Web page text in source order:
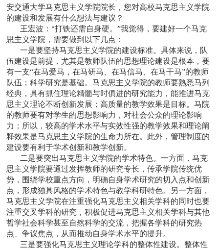
安交通大学马克思主义学院院长，您对高校马克思主义学院
的建设和发展有什么想法与建议？
王宏波：“打铁还需自身硬。”我觉得，要建好一个马克
思主义学院，需要做到以下几点：
一是要坚持马克思主义学院的建设标准。具体来说，队
伍建设是前提，尤其是教师队伍的思想理论建设是根本，要
有一支“在马爱马，在马研马、在马信马、在马干马”的教师
队伍；科学研究是基础。马克思主义学院的教师要熟悉马列
经典，具有抓住理论精髓与时俱进的研究能力，能推进马克
思主义理论不断创新发展；高质量的教学效果是目标。马院
的教师要有对学生的思想影响力，对社会公众的理论影响
力；所以，较高的学术水平与实效性强的教学效果和理论阐
释效果是马克思主义学院的生命力所在。此外，管理制度的
建设要有利于学术创新和教学创新。
二是要突出马克思主义学院的学术特色。一方面，马克
思主义学院要通过发挥教师的研究专长，传承学院传统优
势，围绕学校重点方向，明确自身学术研究的切入点和创新
点，形成独具风格的学术特色与教学科研特色。另一方面，
马克思主义学院在注重强化马克思主义相关学科的同时也要
注重交叉学科的研究，积极促进马克思主义相关学科与其他
哲学社会科学甚至自然科学的交流，把握各学科的研究热
点、争议焦点，从而推动自身学术水平的提升。
三是要强化马克思主义理论学科的整体性建设。整体性